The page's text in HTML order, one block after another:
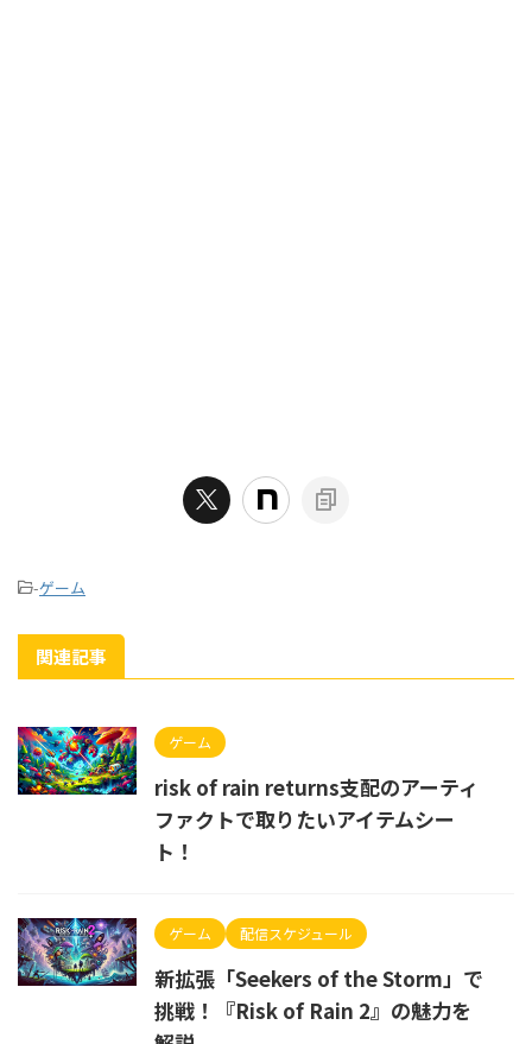
-ゲーム
関連記事
ゲーム
risk of rain returns支配のアーティ
ファクトで取りたいアイテムシー
ト！
ゲーム 配信スケジュール
新拡張「Seekers of the Storm」で
挑戦！『Risk of Rain 2』の魅力を